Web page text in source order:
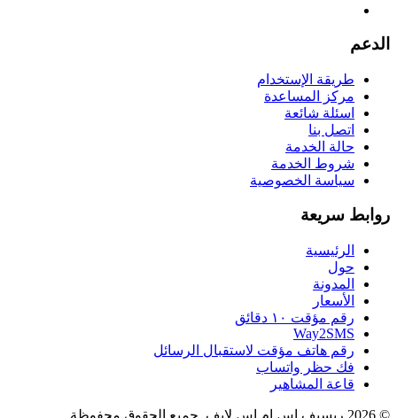
الدعم
طريقة الإستخدام
مركز المساعدة
اسئلة شائعة
اتصل بنا
حالة الخدمة
شروط الخدمة
سياسة الخصوصية
روابط سريعة
الرئيسية
حول
المدونة
الأسعار
رقم مؤقت ١٠ دقائق
Way2SMS
رقم هاتف مؤقت لاستقبال الرسائل
فك حظر واتساب
قاعة المشاهير
© 2026 ريسيف اس ام اس لايف. جميع الحقوق محفوظة